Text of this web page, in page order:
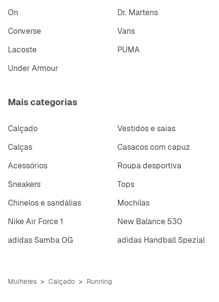
On
Dr. Martens
Converse
Vans
Lacoste
PUMA
Under Armour
Mais categorias
Calçado
Vestidos e saias
Calças
Casacos com capuz
Acessórios
Roupa desportiva
Sneakers
Tops
Chinelos e sandálias
Mochilas
Nike Air Force 1
New Balance 530
adidas Samba OG
adidas Handball Spezial
Mulheres Calçado Running